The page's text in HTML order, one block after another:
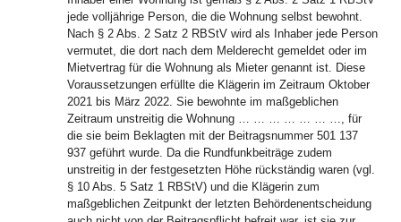
jede volljährige Person, die die Wohnung selbst bewohnt.
Nach § 2 Abs. 2 Satz 2 RBStV wird als Inhaber jede Person
vermutet, die dort nach dem Melderecht gemeldet oder im
Mietvertrag für die Wohnung als Mieter genannt ist. Diese
Voraussetzungen erfüllte die Klägerin im Zeitraum Oktober
2021 bis März 2022. Sie bewohnte im maßgeblichen
Zeitraum unstreitig die Wohnung … … … … … … …, für
die sie beim Beklagten mit der Beitragsnummer 501 137
937 geführt wurde. Da die Rundfunkbeiträge zudem
unstreitig in der festgesetzten Höhe rückständig waren (vgl.
§ 10 Abs. 5 Satz 1 RBStV) und die Klägerin zum
maßgeblichen Zeitpunkt der letzten Behördenentscheidung